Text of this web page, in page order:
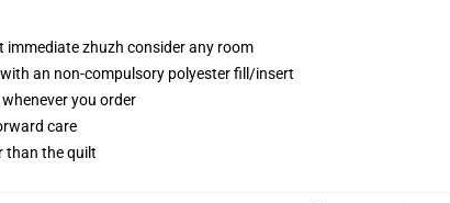
zhuzh consider any room
an non-compulsory polyester fill/insert
you order
care
than the quilt